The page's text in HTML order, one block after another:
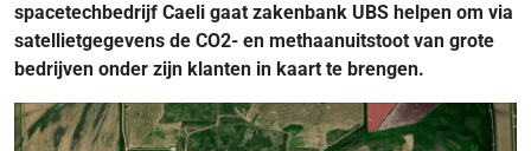
spacetechbedrijf Caeli gaat zakenbank UBS helpen om via
satellietgegevens de CO2- en methaanuitstoot van grote
bedrijven onder zijn klanten in kaart te brengen.